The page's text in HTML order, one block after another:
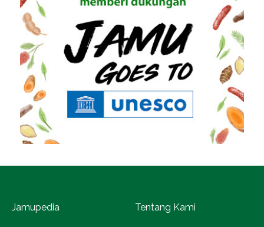
Jamupedia Tentang Kami